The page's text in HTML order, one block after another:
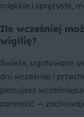
miękkie i sprężyste,
Ile wcześniej
wigilię?
Świeże, ugotowane
dni wcześniej i
planujesz
zamrozić —